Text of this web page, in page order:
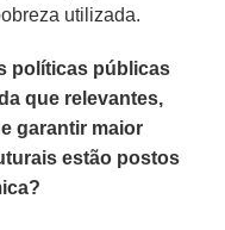
utilizada.
políticas públicas
que relevantes,
garantir maior
estão postos